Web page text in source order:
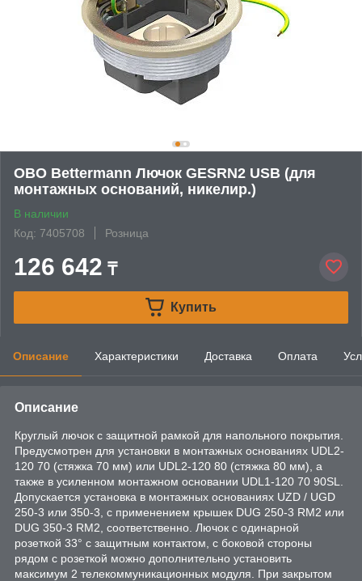
OBO Bettermann Лючок GESRN2 USB (для
монтажных оснований, никелир.)
В наличии
Код: 7405708
Розница
126 642 ₸
Купить
Описание Характеристики Доставка Оплата
Описание
Круглый лючок с защитной рамкой для напольного покрытия.
Предусмотрен для установки в монтажных основаниях UDL2-
120 70 (стяжка 70 мм) или UDL2-120 80 (стяжка 80 мм), а
также в усиленном монтажном основании UDL1-120 70 90SL.
Допускается установка в монтажных основаниях UZD / UGD
250-3 или 350-3, с применением крышек DUG 250-3 RM2 или
DUG 350-3 RM2, соответственно. Лючок с одинарной
розеткой 33° с защитным контактом, с боковой стороны
рядом с розеткой можно дополнительно установить
максимум 2 телекоммуникационных модуля. При закрытом